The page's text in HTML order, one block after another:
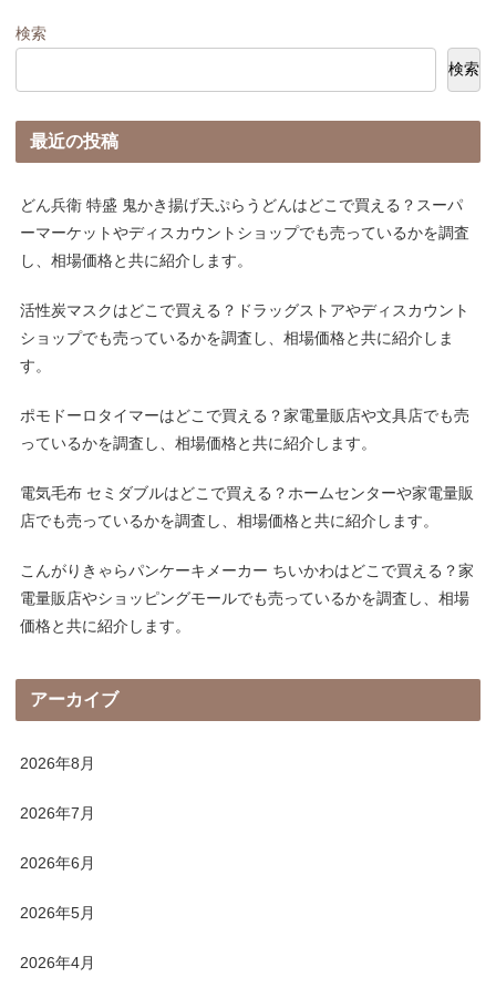
検索
検索
最近の投稿
どん兵衛 特盛 鬼かき揚げ天ぷらうどんはどこで買える？スーパ
ーマーケットやディスカウントショップでも売っているかを調査
し、相場価格と共に紹介します。
活性炭マスクはどこで買える？ドラッグストアやディスカウント
ショップでも売っているかを調査し、相場価格と共に紹介しま
す。
ポモドーロタイマーはどこで買える？家電量販店や文具店でも売
っているかを調査し、相場価格と共に紹介します。
電気毛布 セミダブルはどこで買える？ホームセンターや家電量販
店でも売っているかを調査し、相場価格と共に紹介します。
こんがりきゃらパンケーキメーカー ちいかわはどこで買える？家
電量販店やショッピングモールでも売っているかを調査し、相場
価格と共に紹介します。
アーカイブ
2026年8月
2026年7月
2026年6月
2026年5月
2026年4月